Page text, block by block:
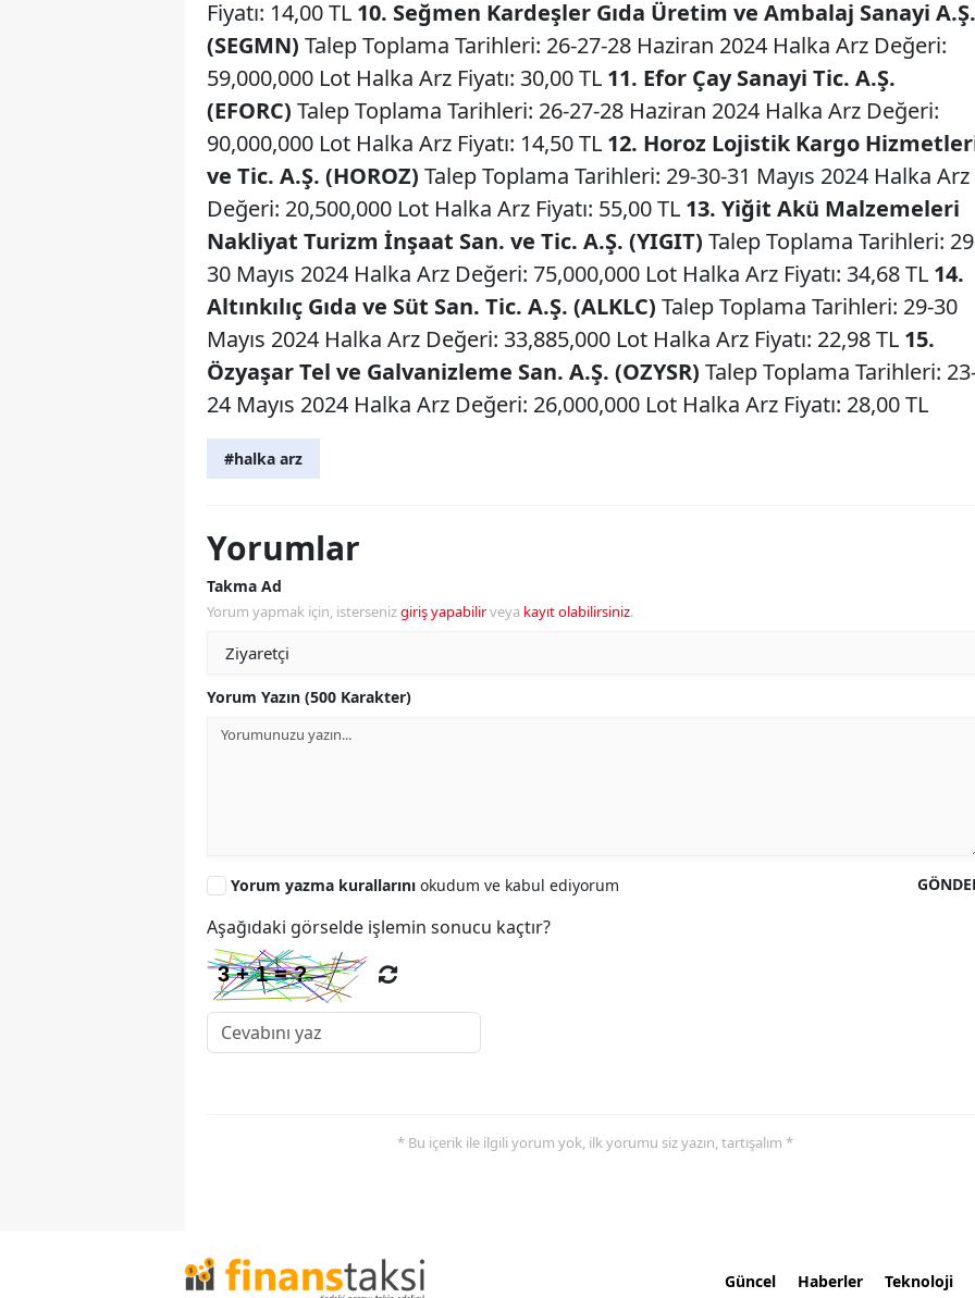
Fiyatı: 14,00 TL 10. Seğmen Kardeşler Gıda Üretim ve Ambalaj Sanayi A.Ş.
(SEGMN) Talep Toplama Tarihleri: 26-27-28 Haziran 2024 Halka Arz Değeri:
59,000,000 Lot Halka Arz Fiyatı: 30,00 TL 11. Efor Çay Sanayi Tic. A.Ş.
(EFORC) Talep Toplama Tarihleri: 26-27-28 Haziran 2024 Halka Arz Değeri:
90,000,000 Lot Halka Arz Fiyatı: 14,50 TL 12. Horoz Lojistik Kargo
ve Tic. A.Ş. (HOROZ) Talep Toplama Tarihleri: 29-30-31 Mayıs 2024 Halka Arz
Değeri: 20,500,000 Lot Halka Arz Fiyatı: 55,00 TL 13. Yiğit Akü Malzemeleri
Nakliyat Turizm İnşaat San. ve Tic. A.Ş. (YIGIT) Talep Toplama Tarihleri:
30 Mayıs 2024 Halka Arz Değeri: 75,000,000 Lot Halka Arz Fiyatı: 34,68 TL 14.
Altınkılıç Gıda ve Süt San. Tic. A.Ş. (ALKLC) Talep Toplama Tarihleri: 29-30
Mayıs 2024 Halka Arz Değeri: 33,885,000 Lot Halka Arz Fiyatı: 22,98 TL 15.
Özyaşar Tel ve Galvanizleme San. A.Ş. (OZYSR) Talep Toplama Tarihleri:
24 Mayıs 2024 Halka Arz Değeri: 26,000,000 Lot Halka Arz Fiyatı: 28,00 TL
#halka arz
Yorumlar
Takma Ad
Yorum yapmak için, istersenizgiriş yapabilirveya kayıt olabilirsiniz.
Yorum Yazın (500 Karakter)
Yorum yazma kurallarını okudum ve kabul ediyorum
Aşağıdaki görselde işlemin sonucu kaçtır?
* Bu içerik ile ilgili yorum yok, ilk yorumu siz yazın, tartışalım *
Güncel Haberler Teknoloji